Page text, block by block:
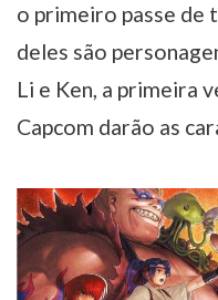
o primeiro passe de
deles são
Li e Ken, a primeira
Capcom darão as